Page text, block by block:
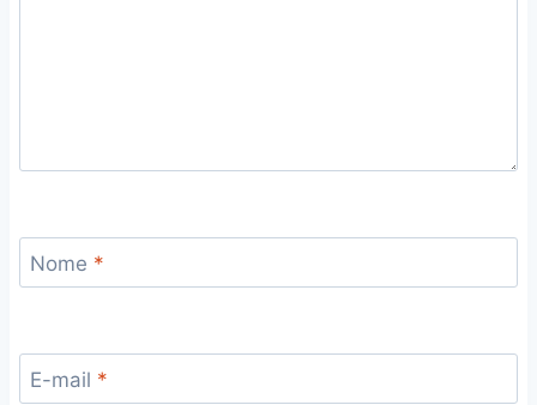
Nome *
E-mail *